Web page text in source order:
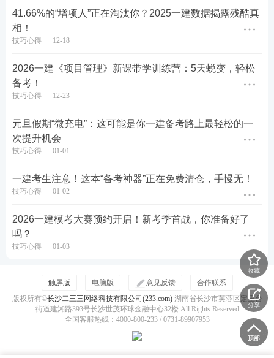
本次没赶上？别担心！登录233网校APP，即可参加补
考，随时检验自己的水平！
同时，233网校已为你规划好全年模考大赛系列：从
入门小测到考前冲刺，分阶段设置目标，帮你循序渐
进，稳步提升。无论你是初次备考的新手，还是久经
考场的老将，都能在这里找到适合自己的备考节奏。
预约下一场模考，开启你的进阶之路！
👇 扫码下方二维码，立即预约，不错过每一次模考! 👇
提供一建章节习题、历年真
41.66%的“增项人”正在淘汰你？2025一建数据揭露残酷真
相！
技巧心得 12-18
2026一建《项目管理》新课带学训练营：5天蜕变，轻松
备考！
技巧心得 12-23
元旦假期“微充电”：这可能是你一建备考路上最轻松的一
次提升机会
技巧心得 01-01
一建考生注意！这本“备考神器”正在免费清仓，手慢无！
技巧心得 01-02
2026一建模考大赛预约开启！新考季首战，你准备好了
吗？
技巧心得 01-03
收藏
分享
触屏版 电脑版 意见反馈
合作联系
版权所有©长沙二三三网络科技有限公司(233.com)湖南省长沙市芙蓉区定王台
街道建湘路393号长沙世茂环球金融中心32楼 All Rights Reserved
全国客服热线：4000-800-233 / 0731-89907953